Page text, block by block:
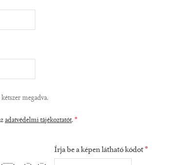
kétszer megadva.
adatvédelmi tájékoztatót. *
Írja be a képen látható kódot*